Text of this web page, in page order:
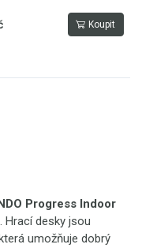
Koupit
Progress Indoor
Hrací desky jsou
umožňuje dobrý